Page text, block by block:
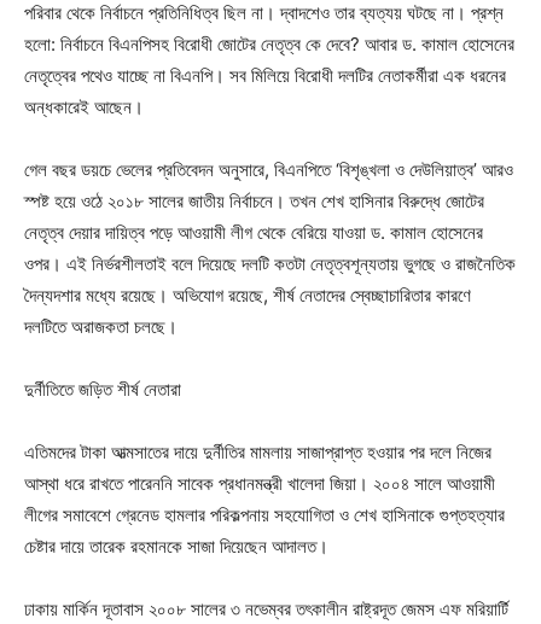
পরিবার থেকে নির্বাচনে প্রতিনিধিত্ব ছিল না। দ্বাদশেও তার ব্যত্যয় ঘটছে না। প্রশ্ন
হলো: নির্বাচনে বিএনপিসহ বিরোধী জোটের নেতৃত্ব কে দেবে? আবার ড. কামাল হোসেনের
নেতৃত্বের পথেও যাচ্ছে না বিএনপি। সব মিলিয়ে বিরোধী দলটির নেতাকর্মীরা এক ধরনের
অন্ধকারেই আছেন।
গেল বছর ডয়চে ভেলের প্রতিবেদন অনুসারে, বিএনপিতে ‘বিশৃঙ্খলা ও দেউলিয়াত্ব’ আরও
স্পষ্ট হয়ে ওঠে ২০১৮ সালের জাতীয় নির্বাচনে। তখন শেখ হাসিনার বিরুদ্ধে জোটের
নেতৃত্ব দেয়ার দায়িত্ব পড়ে আওয়ামী লীগ থেকে বেরিয়ে যাওয়া ড. কামাল হোসেনের
ওপর। এই নির্ভরশীলতাই বলে দিয়েছে দলটি কতটা নেতৃত্বশূন্যতায় ভুগছে ও রাজনৈতিক
দৈন্যদশার মধ্যে রয়েছে। অভিযোগ রয়েছে, শীর্ষ নেতাদের স্বেচ্ছাচারিতার কারণে
দলটিতে অরাজকতা চলছে।
দুর্নীতিতে জড়িত শীর্ষ নেতারা
এতিমদের টাকা আত্মসাতের দায়ে দুর্নীতির মামলায় সাজাপ্রাপ্ত হওয়ার পর দলে নিজের
আস্থা ধরে রাখতে পারেননি সাবেক প্রধানমন্ত্রী খালেদা জিয়া। ২০০৪ সালে আওয়ামী
লীগের সমাবেশে গ্রেনেড হামলার পরিকল্পনায় সহযোগিতা ও শেখ হাসিনাকে গুপ্তহত্যার
চেষ্টার দায়ে তারেক রহমানকে সাজা দিয়েছেন আদালত।
ঢাকায় মার্কিন দূতাবাস ২০০৮ সালের ৩ নভেম্বর তৎকালীন রাষ্ট্রদূত জেমস এফ মরিয়ার্টি